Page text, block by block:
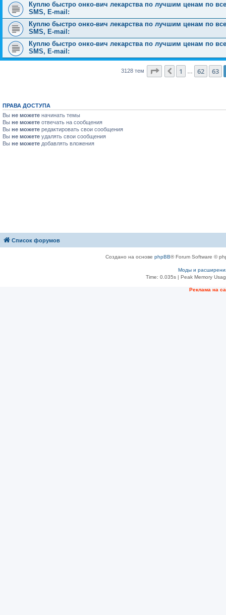
Куплю быстро онко-вич лекарства по лучшим ценам по
SMS, E-mail:
Куплю быстро онко-вич лекарства по лучшим ценам по
SMS, E-mail:
Куплю быстро онко-вич лекарства по лучшим ценам по
SMS, E-mail:
3128 тем Страница 64из 126
Пред.
1 62 63
ПРАВА ДОСТУПА
Вы не можете начинать темы
Вы не можете отвечать на сообщения
Вы не можете редактировать свои сообщения
Вы не можете удалять свои сообщения
Вы не можете добавлять вложения
Список форумов
Создано на основе phpBB® Forum Software ©
Моды и
Time: 0.035s| Peak Memory
Рeклама на